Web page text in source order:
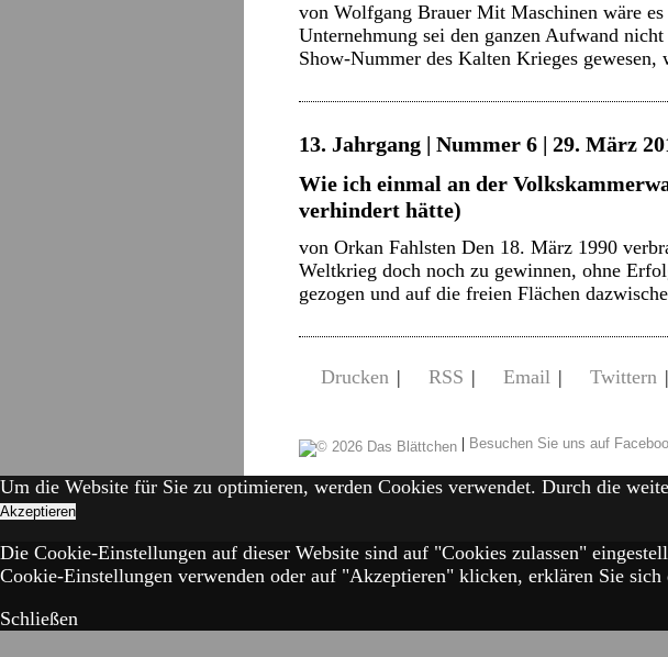
von Wolfgang Brauer Mit Maschinen wäre
Unternehmung sei den ganzen Aufwand
Show-Nummer des Kalten Krieges
13. Jahrgang | Nummer 6 | 29. März
Wie ich einmal an der
verhindert hätte)
von Orkan Fahlsten Den 18. März 1990
Weltkrieg doch noch zu gewinnen, ohne
gezogen und auf die freien Flächen
Drucken | RSS | Email | Twittern |
| Besuchen Sie uns auf
Um die Website für Sie zu optimieren, werden Cookies verwendet. Durch die
Akzeptieren
Die Cookie-Einstellungen auf dieser Website sind auf "Cookies zulassen"
Cookie-Einstellungen verwenden oder auf "Akzeptieren" klicken, erklären Sie sich
Schließen